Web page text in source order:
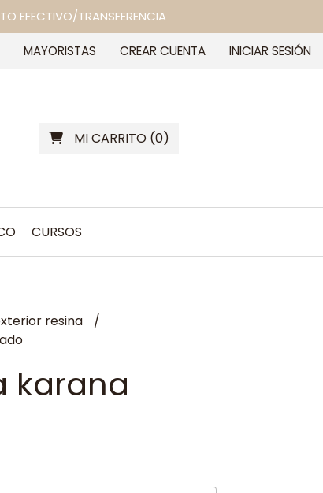
TRANSFERENCIA
MAYORISTAS CREAR CUENTA INICIAR SESIÓN
MI CARRITO(0)
CURSOS
resina
karana